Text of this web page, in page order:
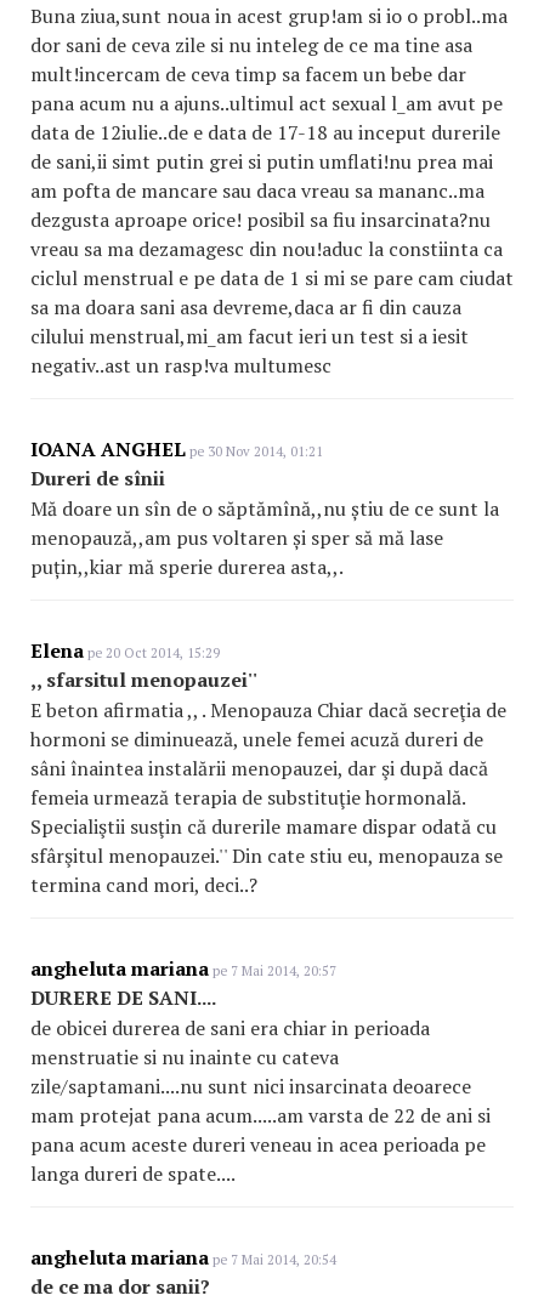
Buna ziua,sunt noua in acest grup!am si io o probl..ma
dor sani de ceva zile si nu inteleg de ce ma tine asa
mult!incercam de ceva timp sa facem un bebe dar
pana acum nu a ajuns..ultimul act sexual l_am avut pe
data de 12iulie..de e data de 17-18 au inceput durerile
de sani,ii simt putin grei si putin umflati!nu prea mai
am pofta de mancare sau daca vreau sa mananc..ma
dezgusta aproape orice! posibil sa fiu insarcinata?nu
vreau sa ma dezamagesc din nou!aduc la constiinta ca
ciclul menstrual e pe data de 1 si mi se pare cam ciudat
sa ma doara sani asa devreme,daca ar fi din cauza
cilului menstrual,mi_am facut ieri un test si a iesit
negativ..ast un rasp!va multumesc
IOANA ANGHEL pe 30 Nov 2014, 01:21
Dureri de sînii
Mă doare un sîn de o săptămînă,,nu știu de ce sunt la
menopauză,,am pus voltaren și sper să mă lase
puțin,,kiar mă sperie durerea asta,,.
Elena pe 20 Oct 2014, 15:29
,, sfarsitul menopauzei''
E beton afirmatia ,, . Menopauza Chiar dacă secreţia de
hormoni se diminuează, unele femei acuză dureri de
sâni înaintea instalării menopauzei, dar şi după dacă
femeia urmează terapia de substituţie hormonală.
Specialiştii susţin că durerile mamare dispar odată cu
sfârşitul menopauzei.'' Din cate stiu eu, menopauza se
termina cand mori, deci..?
angheluta mariana pe 7 Mai 2014, 20:57
DURERE DE SANI....
de obicei durerea de sani era chiar in perioada
menstruatie si nu inainte cu cateva
zile/saptamani....nu sunt nici insarcinata deoarece
mam protejat pana acum.....am varsta de 22 de ani si
pana acum aceste dureri veneau in acea perioada pe
langa dureri de spate....
angheluta mariana pe 7 Mai 2014, 20:54
de ce ma dor sanii?